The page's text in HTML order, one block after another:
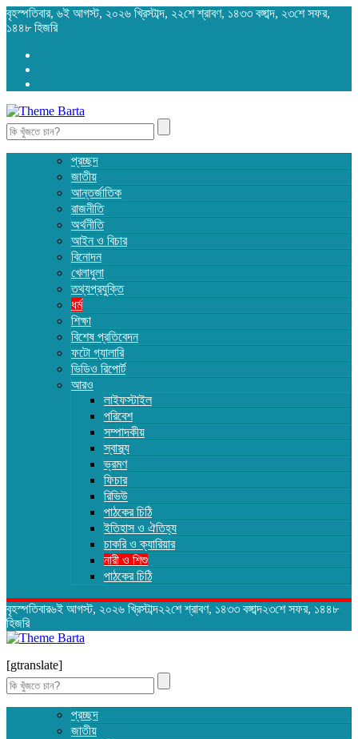
বৃহস্পতিবার, ৬ই আগস্ট, ২০২৬ খ্রিস্টাব্দ, ২২শে শ্রাবণ, ১৪৩৩ বঙ্গাব্দ, ২৩শে সফর,
১৪৪৮ হিজরি
Search
for:
প্রচ্ছদ
জাতীয়
আন্তর্জাতিক
রাজনীতি
অর্থনীতি
আইন ও বিচার
বিনোদন
খেলাধুলা
তথ্যপ্রযুক্তি
ধর্ম
শিক্ষা
বিশেষ প্রতিবেদন
ফটো গ্যালারি
ভিডিও রিপোর্ট
আরও
লাইফস্টাইল
পরিবেশ
সম্পাদকীয়
স্বাস্থ্য
ভ্রমণ
ফিচার
রিভিউ
পাঠকের চিঠি
ইতিহাস ও ঐতিহ্য
চাকরি ও ক্যারিয়ার
নারী ও শিশু
পাঠকের চিঠি
বৃহস্পতিবার৬ই আগস্ট, ২০২৬ খ্রিস্টাব্দ২২শে শ্রাবণ, ১৪৩৩ বঙ্গাব্দ২৩শে সফর, ১৪৪৮
হিজরি
[gtranslate]
Search
for:
প্রচ্ছদ
জাতীয়